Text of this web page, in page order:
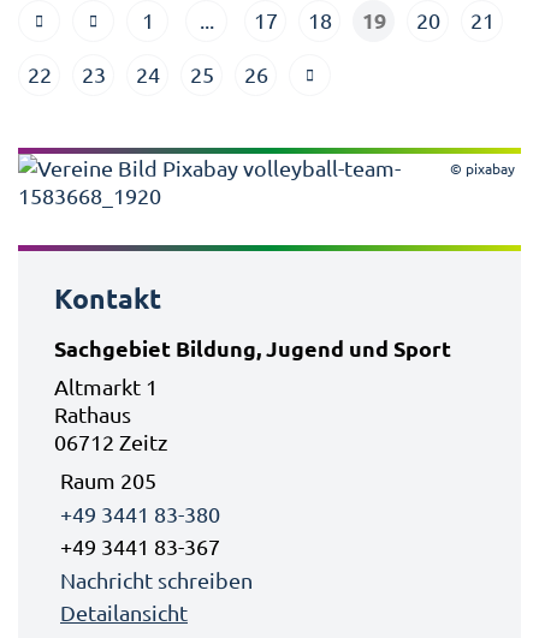
1 17 18 19 20 21
22 23 24 25 26
© pixabay
Kontakt
Sachgebiet Bildung, Jugend und Sport
Altmarkt 1
Rathaus
06712 Zeitz
Raum 205
+49 3441 83-380
+49 3441 83-367
Nachricht schreiben
Detailansicht